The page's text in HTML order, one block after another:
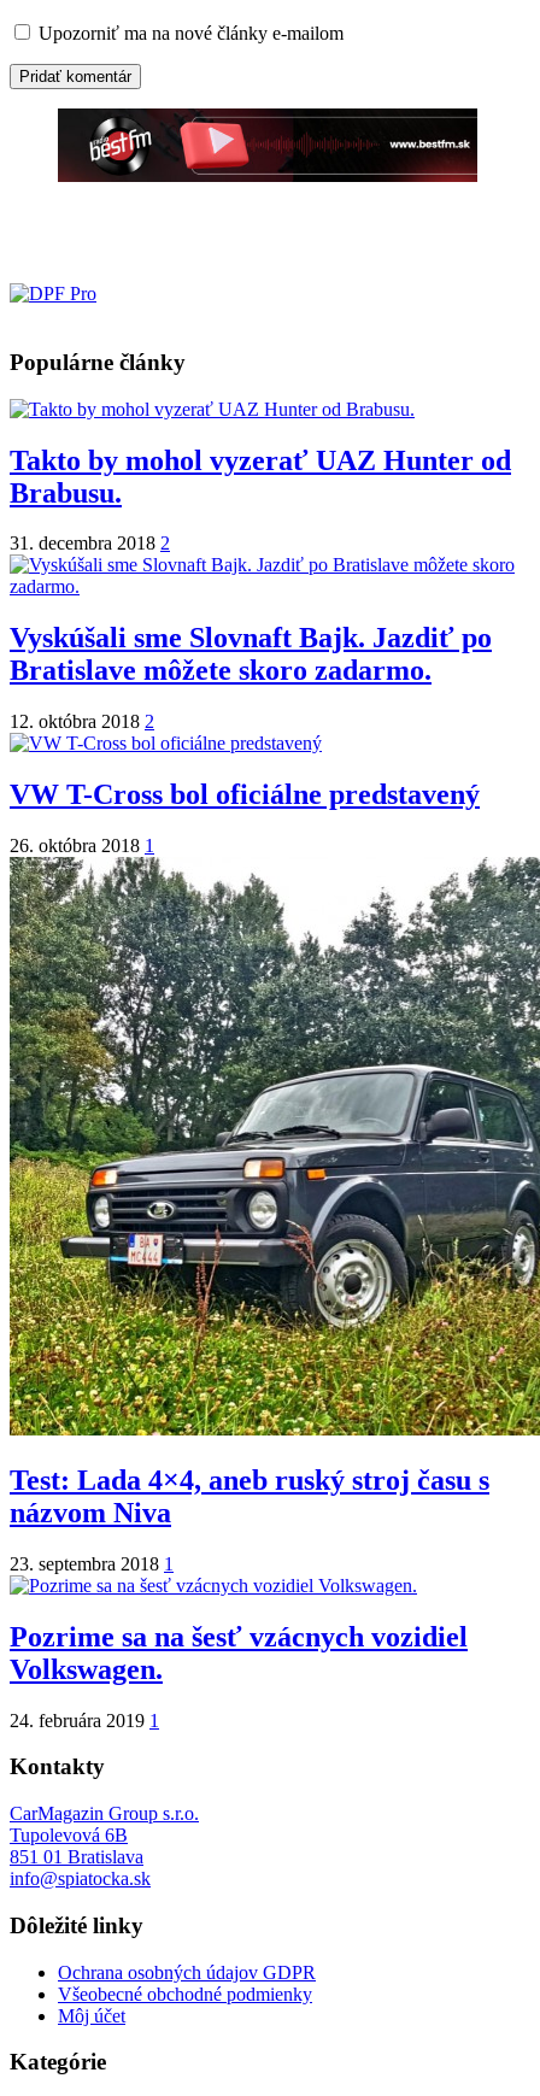
Upozorniť ma na nové články e-mailom
Populárne články
Takto by mohol vyzerať UAZ Hunter od
Brabusu.
31. decembra 2018 2
Vyskúšali sme Slovnaft Bajk. Jazdiť po
Bratislave môžete skoro zadarmo.
12. októbra 2018 2
VW T-Cross bol oficiálne predstavený
26. októbra 2018 1
Test: Lada 4×4, aneb ruský stroj času s
názvom Niva
23. septembra 2018 1
Pozrime sa na šesť vzácnych vozidiel
Volkswagen.
24. februára 2019 1
Kontakty
CarMagazin Group s.r.o.
Tupolevová 6B
851 01 Bratislava
info@spiatocka.sk
Dôležité linky
Ochrana osobných údajov GDPR
Všeobecné obchodné podmienky
Môj účet
Kategórie